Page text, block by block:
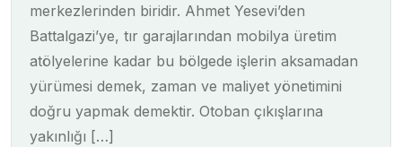
merkezlerinden biridir. Ahmet Yesevi’den
Battalgazi’ye, tır garajlarından mobilya üretim
atölyelerine kadar bu bölgede işlerin aksamadan
yürümesi demek, zaman ve maliyet yönetimini
doğru yapmak demektir. Otoban çıkışlarına
yakınlığı […]